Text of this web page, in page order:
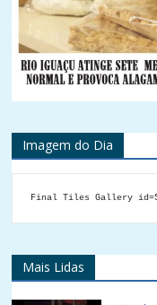
Imagem do Dia
Final Tiles Gallery
Mais Lidas